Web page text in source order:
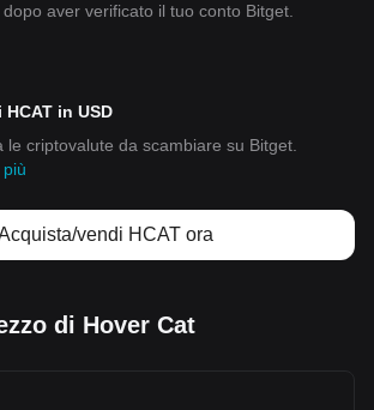
aver verificato il tuo conto Bitget.
in USD
le criptovalute da scambiare su Bitget.
vendi HCAT ora
di Hover Cat